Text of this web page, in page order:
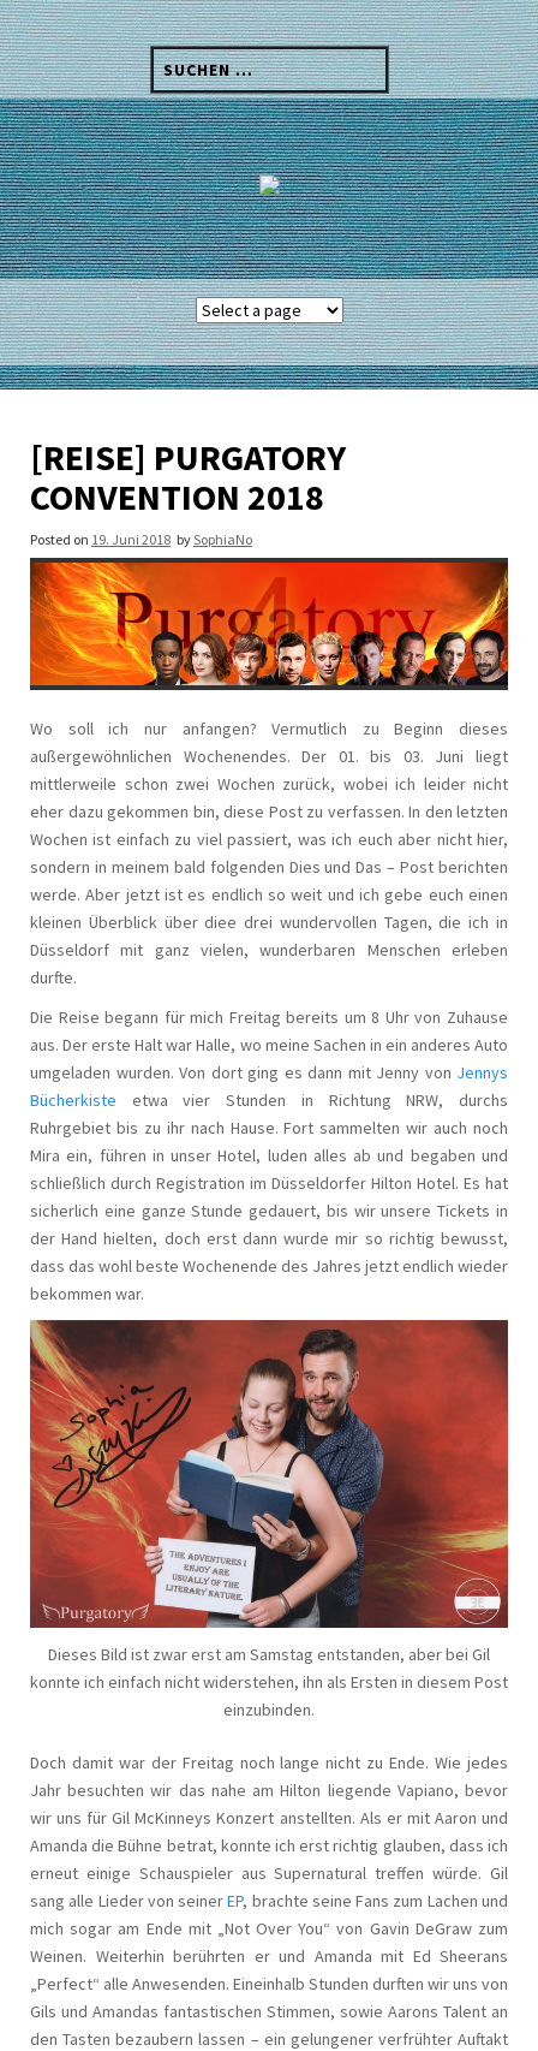
Skip
to
content
Suchen
nach:
[REISE] PURGATORY
CONVENTION 2018
Posted on 19. Juni 2018 bySophiaNo
Wo soll ich nur anfangen? Vermutlich zu Beginn dieses
außergewöhnlichen Wochenendes. Der 01. bis 03. Juni liegt
mittlerweile schon zwei Wochen zurück, wobei ich leider nicht
eher dazu gekommen bin, diese Post zu verfassen. In den letzten
Wochen ist einfach zu viel passiert, was ich euch aber nicht hier,
sondern in meinem bald folgenden Dies und Das – Post berichten
werde. Aber jetzt ist es endlich so weit und ich gebe euch einen
kleinen Überblick über diee drei wundervollen Tagen, die ich in
Düsseldorf mit ganz vielen, wunderbaren Menschen erleben
durfte.
Die Reise begann für mich Freitag bereits um 8 Uhr von Zuhause
aus. Der erste Halt war Halle, wo meine Sachen in ein anderes Auto
umgeladen wurden. Von dort ging es dann mit Jenny von Jennys
Bücherkiste etwa vier Stunden in Richtung NRW, durchs
Ruhrgebiet bis zu ihr nach Hause. Fort sammelten wir auch noch
Mira ein, führen in unser Hotel, luden alles ab und begaben und
schließlich durch Registration im Düsseldorfer Hilton Hotel. Es hat
sicherlich eine ganze Stunde gedauert, bis wir unsere Tickets in
der Hand hielten, doch erst dann wurde mir so richtig bewusst,
dass das wohl beste Wochenende des Jahres jetzt endlich wieder
bekommen war.
Dieses Bild ist zwar erst am Samstag entstanden, aber bei Gil
konnte ich einfach nicht widerstehen, ihn als Ersten in diesem Post
einzubinden.
Doch damit war der Freitag noch lange nicht zu Ende. Wie jedes
Jahr besuchten wir das nahe am Hilton liegende Vapiano, bevor
wir uns für Gil McKinneys Konzert anstellten. Als er mit Aaron und
Amanda die Bühne betrat, konnte ich erst richtig glauben, dass ich
erneut einige Schauspieler aus Supernatural treffen würde. Gil
sang alle Lieder von seinerEP, brachte seine Fans zum Lachen und
mich sogar am Ende mit „Not Over You“ von Gavin DeGraw zum
Weinen. Weiterhin berührten er und Amanda mit Ed Sheerans
„Perfect“ alle Anwesenden. Eineinhalb Stunden durften wir uns von
Gils und Amandas fantastischen Stimmen, sowie Aarons Talent an
den Tasten bezaubern lassen – ein gelungener verfrühter Auftakt